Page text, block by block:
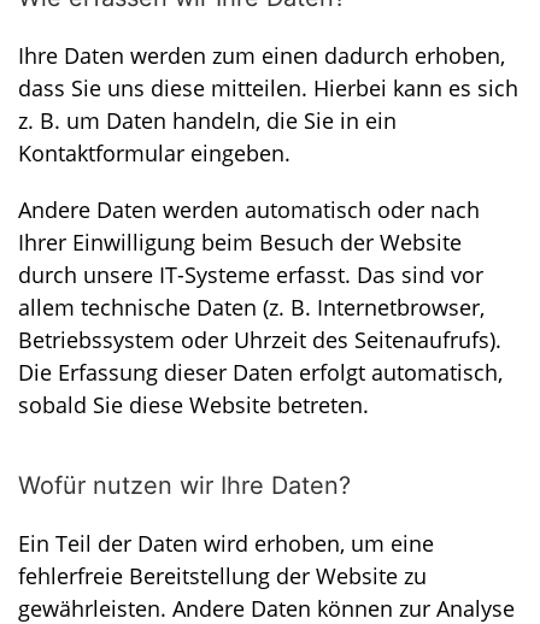
Ihre Daten werden zum einen dadurch erhoben,
dass Sie uns diese mitteilen. Hierbei kann es sich
z. B. um Daten handeln, die Sie in ein
Kontaktformular eingeben.
Andere Daten werden automatisch oder nach
Ihrer Einwilligung beim Besuch der Website
durch unsere IT-Systeme erfasst. Das sind vor
allem technische Daten (z. B. Internetbrowser,
Betriebssystem oder Uhrzeit des Seitenaufrufs).
Die Erfassung dieser Daten erfolgt automatisch,
sobald Sie diese Website betreten.
Wofür nutzen wir Ihre Daten?
Ein Teil der Daten wird erhoben, um eine
fehlerfreie Bereitstellung der Website zu
gewährleisten. Andere Daten können zur Analyse